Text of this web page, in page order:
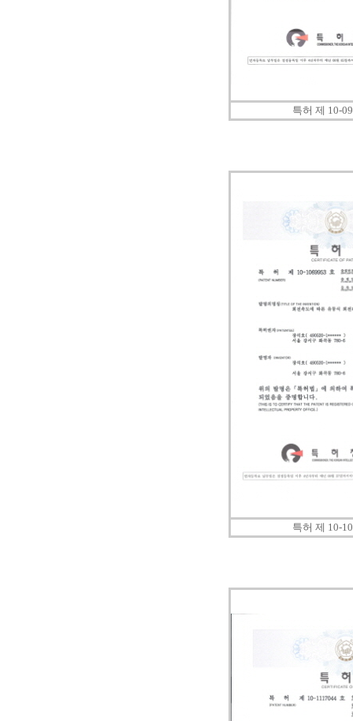
특허 제 10-
특허 제 10-